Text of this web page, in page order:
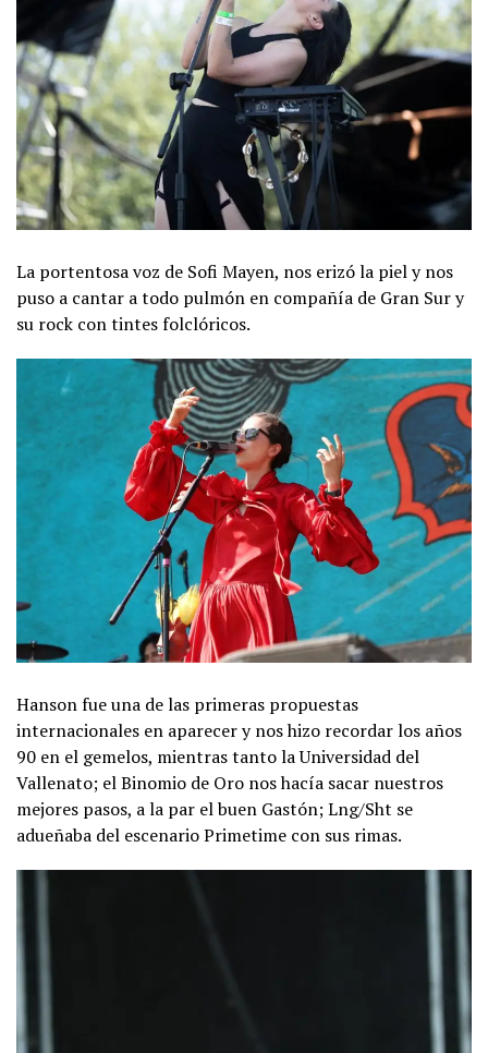
La portentosa voz de Sofi Mayen, nos erizó la piel y nos
puso a cantar a todo pulmón en compañía de Gran Sur y
su rock con tintes folclóricos.
Hanson fue una de las primeras propuestas
internacionales en aparecer y nos hizo recordar los años
90 en el gemelos, mientras tanto la Universidad del
Vallenato; el Binomio de Oro nos hacía sacar nuestros
mejores pasos, a la par el buen Gastón; Lng/Sht se
adueñaba del escenario Primetime con sus rimas.